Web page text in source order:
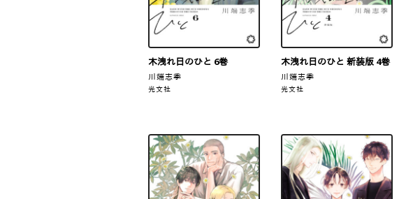
木洩れ日のひと 6巻
川端志季
光文社
木洩れ日のひと 新装版 4巻
川端志季
光文社